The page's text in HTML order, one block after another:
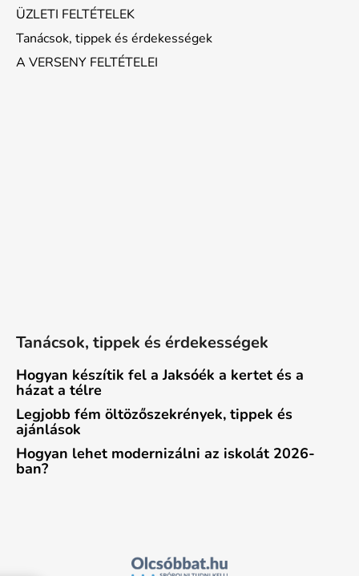
ÜZLETI FELTÉTELEK
Tanácsok, tippek és érdekességek
A VERSENY FELTÉTELEI
Tanácsok, tippek és érdekességek
Hogyan készítik fel a Jaksóék a kertet és a
házat a télre
Legjobb fém öltözőszekrények, tippek és
ajánlások
Hogyan lehet modernizálni az iskolát 2026-
ban?